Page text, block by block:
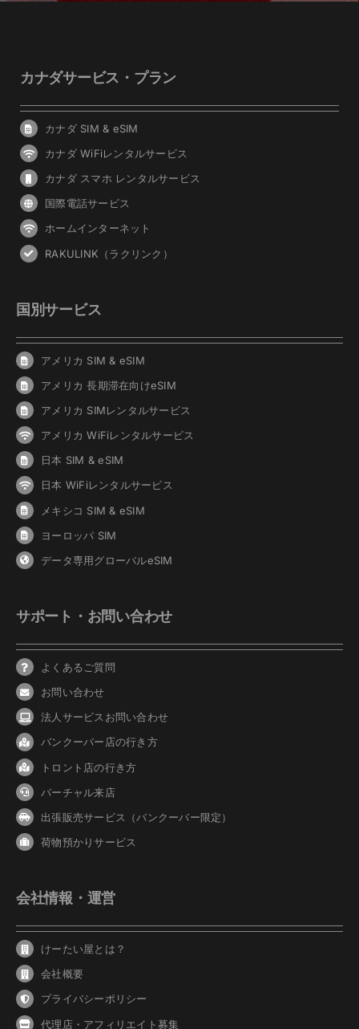
カナダサービス・プラン
カナダ SIM & eSIM
カナダ WiFiレンタルサービス
カナダ スマホ レンタルサービス
国際電話サービス
ホームインターネット
RAKULINK（ラクリンク）
国別サービス
アメリカ SIM & eSIM
アメリカ 長期滞在向けeSIM
アメリカ SIMレンタルサービス
アメリカ WiFiレンタルサービス
日本 SIM & eSIM
日本 WiFiレンタルサービス
メキシコ SIM & eSIM
ヨーロッパ SIM
データ専用グローバルeSIM
サポート・お問い合わせ
よくあるご質問
お問い合わせ
法人サービスお問い合わせ
バンクーバー店の行き方
トロント店の行き方
バーチャル来店
出張販売サービス（バンクーバー限定）
荷物預かりサービス
会社情報・運営
けーたい屋とは？
会社概要
プライバシーポリシー
代理店・アフィリエイト募集